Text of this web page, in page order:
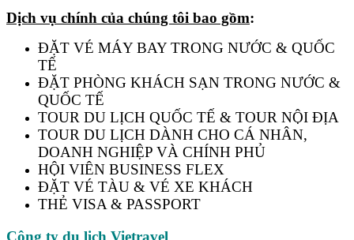
Dịch vụ chính của chúng tôi bao gồm:
ĐẶT VÉ MÁY BAY TRONG NƯỚC & QUỐC
TẾ
ĐẶT PHÒNG KHÁCH SẠN TRONG NƯỚC &
QUỐC TẾ
TOUR DU LỊCH QUỐC TẾ & TOUR NỘI ĐỊA
TOUR DU LỊCH DÀNH CHO CÁ NHÂN,
DOANH NGHIỆP VÀ CHÍNH PHỦ
HỘI VIÊN BUSINESS FLEX
ĐẶT VÉ TÀU & VÉ XE KHÁCH
THẺ VISA & PASSPORT
Công ty du lịch Vietravel